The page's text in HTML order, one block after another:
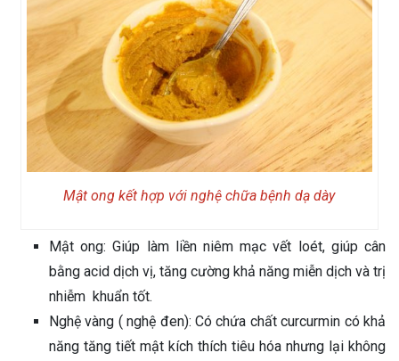
Mật ong kết hợp với nghệ chữa bệnh dạ dày
Mật ong: Giúp làm liền niêm mạc vết loét, giúp cân
bằng acid dịch vị, tăng cường khả năng miễn dịch và trị
nhiễm khuẩn tốt.
Nghệ vàng ( nghệ đen): Có chứa chất curcurmin có khả
năng tăng tiết mật kích thích tiêu hóa nhưng lại không